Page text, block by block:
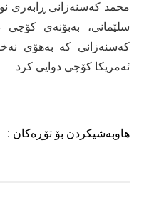
محمد كەسنەزانی ڕابەری
سلێمانی، بەبۆنەی
كەسنەزانی كە بەهۆی
ئەمریكا كۆچی دوایی كرد
هاوبەشیکردن بۆ تۆڕەکان :